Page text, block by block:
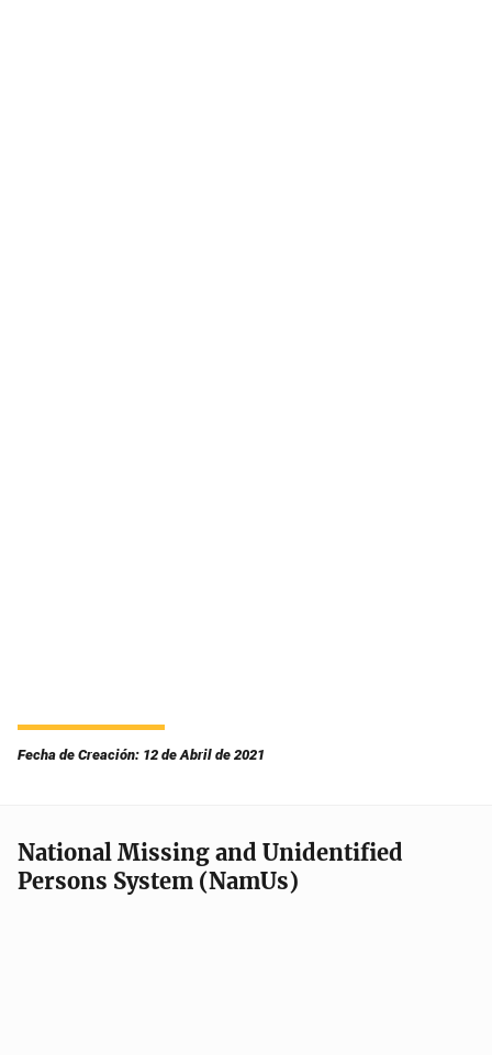
Fecha de Creación: 12 de Abril de 2021
National Missing and Unidentified
Persons System (NamUs)